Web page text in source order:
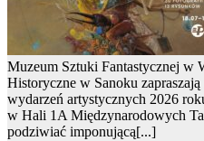
Muzeum Sztuki Fantastycznej w
Historyczne w Sanoku
wydarzeń artystycznych 2026
w Hali 1A Międzynarodowych
podziwiać imponującą[...]